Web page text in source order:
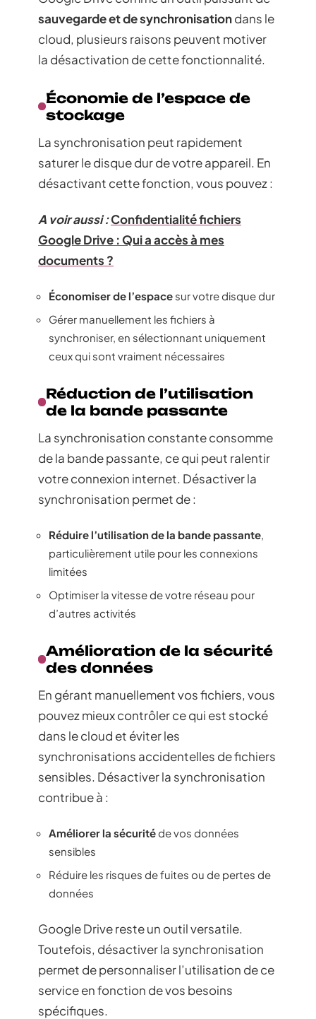
sauvegarde et de synchronisationdans le
cloud, plusieurs raisons peuvent motiver
la désactivation de cette fonctionnalité.
Économie de l’espace de
stockage
La synchronisation peut rapidement
saturer le disque dur de votre appareil. En
désactivant cette fonction, vous pouvez :
A voir aussi :Confidentialité fichiers
Google Drive : Qui a accès à mes
documents ?
Économiser de l’espace sur votre disque dur
Gérer manuellement les fichiers à
synchroniser, en sélectionnant uniquement
ceux qui sont vraiment nécessaires
Réduction de l’utilisation
de la bande passante
La synchronisation constante consomme
de la bande passante, ce qui peut ralentir
votre connexion internet. Désactiver la
synchronisation permet de :
Réduire l’utilisation de la bande passante
particulièrement utile pour les connexions
limitées
Optimiser la vitesse de votre réseau pour
d’autres activités
Amélioration de la sécurité
des données
En gérant manuellement vos fichiers, vous
pouvez mieux contrôler ce qui est stocké
dans le cloud et éviter les
synchronisations accidentelles de fichiers
sensibles. Désactiver la synchronisation
contribue à :
Améliorer la sécuritéde vos données
sensibles
Réduire les risques de fuites ou de pertes de
données
Google Drive reste un outil versatile.
Toutefois, désactiver la synchronisation
permet de personnaliser l’utilisation de ce
service en fonction de vos besoins
spécifiques.